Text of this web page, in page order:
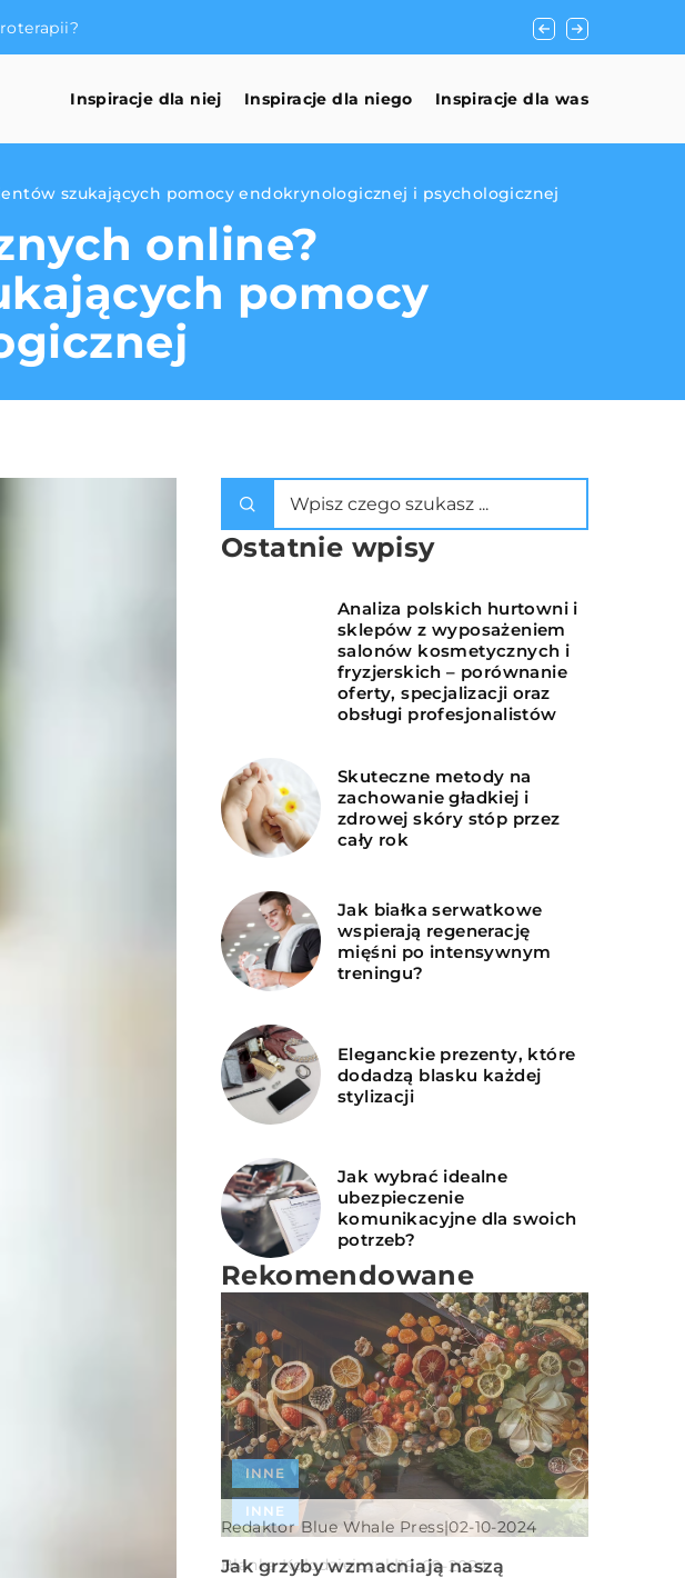
Jak Biotyna
Inspiracje dla niej Inspiracje dla niego Inspiracje dla was
szukających pomocy endokrynologicznej i psychologicznej
online?
pomocy
Ostatnie wpisy
Analiza polskich hurtowni i
sklepów z wyposażeniem
salonów kosmetycznych i
fryzjerskich – porównanie
oferty, specjalizacji oraz
obsługi profesjonalistów
Skuteczne metody na
zachowanie gładkiej i
zdrowej skóry stóp przez
cały rok
Jak białka serwatkowe
wspierają regenerację
mięśni po intensywnym
treningu?
Eleganckie prezenty, które
dodadzą blasku każdej
stylizacji
Jak wybrać idealne
ubezpieczenie
komunikacyjne dla swoich
potrzeb?
Rekomendowane
INSPIRACJE DLA NIEJ KOSMETYKI
Redaktor Blue Whale Press|19-02-2026
INNE
Redaktor Blue Whale Press|02-10-2024
Jak grzyby wzmacniają naszą
INNE
Blanka Kołodziejczuk|19-09-2024